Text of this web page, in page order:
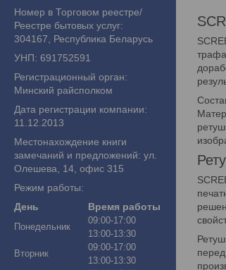
Номер в Торговом реестре/
Реестре бытовых услуг:
304167, Республика Беларусь
УНП: 691752591
Регистрационный орган:
Минский райсполком
Дата регистрации компании:
11.12.2013
Местонахождение книги
замечаний и предложений: ул.
Олешева, 14, офис 315
Режим работы:
День
Время работы
Понедельник
09:00-17:00
13:00-13:30
Вторник
09:00-17:00
13:00-13:30